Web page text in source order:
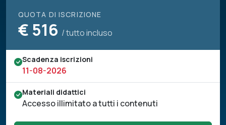
QUOTA DI ISCRIZIONE
€ 516 / tutto incluso
Scadenza iscrizioni
11-08-2026
Materiali didattici
Accesso illimitato a tutti i contenuti